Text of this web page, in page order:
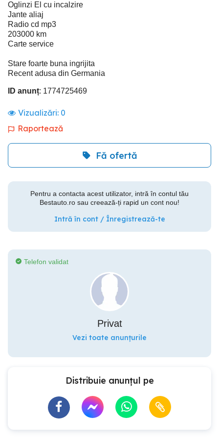
Oglinzi El cu incalzire
Jante aliaj
Radio cd mp3
203000 km
Carte service
Stare foarte buna ingrijita
Recent adusa din Germania
ID anunț: 1774725469
Vizualizări: 0
Raportează
Fă ofertă
Pentru a contacta acest utilizator, intră în contul tău
Bestauto.ro sau creează-ți rapid un cont nou!
Intră în cont / Înregistrează-te
Telefon validat
Privat
Vezi toate anunțurile
Distribuie anunțul pe